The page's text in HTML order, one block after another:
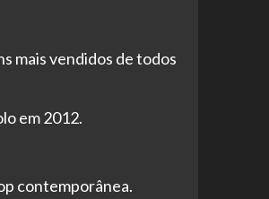
mais vendidos de todos
em 2012.
contemporânea.